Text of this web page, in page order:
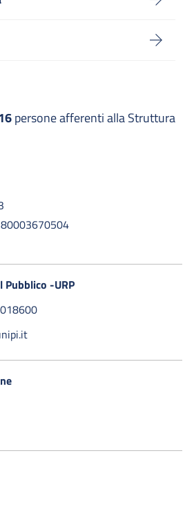
persone afferenti alla Struttura
80003670504
Pubblico -URP